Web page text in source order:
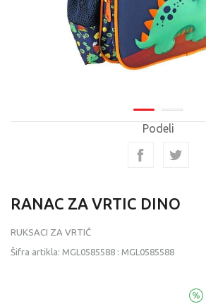
Podeli
RANAC ZA VRTIC DINO
RUKSACI ZA VRTIĆ
Šifra artikla: MGL0585588 : MGL0585588